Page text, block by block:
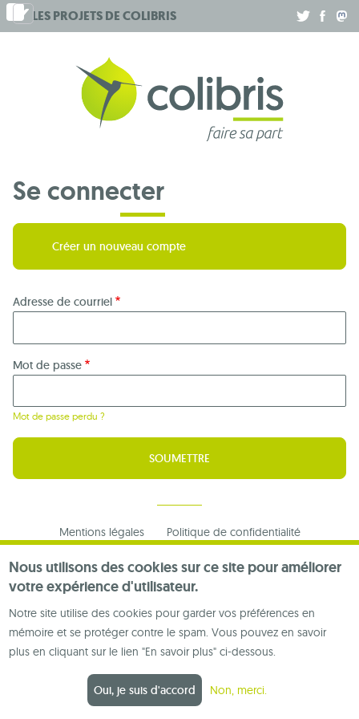
Nous utilisons des cookies sur ce site pour améliorer
votre expérience d'utilisateur.
Notre site utilise des cookies pour garder vos préférences en
mémoire et se protéger contre le spam. Vous pouvez en savoir
plus en cliquant sur le lien "En savoir plus" ci-dessous.
Oui, je suis d'accord Non, merci.
Aller
au
LES PROJETS DECOLIBRIS
Se connecter
Créer un nouveau compte
Adresse de courriel
Mot de passe
Mot de passe perdu ?
Footer
menu
Mentions légales Politique de confidentialité
Nous contacter